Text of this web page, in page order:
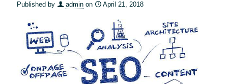
Published by admin on April 21, 2018